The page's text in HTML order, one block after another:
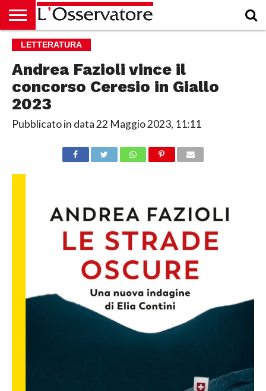
HOME
CULTURA
ECONOMIA
RUBRICHE
ARCHIVIO
PODCAST
ABBONAMENTO
CHI
ACCEDI
LETTERATURA
Andrea Fazioli vince il
concorso Ceresio in Giallo
2023
Pubblicato in data22 Maggio 2023, 11:11